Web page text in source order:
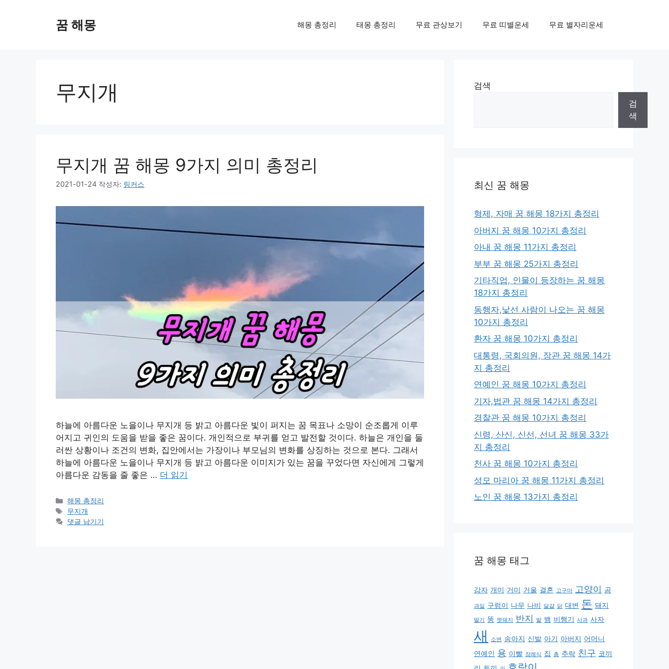
꿈 해몽 해몽 총정리 태몽 총정리 무료 관상보기 무료 띠별운세 무료 별자리운세
무지개
무지개 꿈 해몽 9가지 의미 총정리
2021-01-24 작성자: 링커스
하늘에 아름다운 노을이나 무지개 등 밝고 아름다운 빛이 퍼지는 꿈 목표나 소망이 순조롭게 이루
어지고 귀인의 도움을 받을 좋은 꿈이다. 개인적으로 부귀를 얻고 발전할 것이다. 하늘은 개인을 둘
러싼 상황이나 조건의 변화, 집안에서는 가장이나 부모님의 변화를 상징하는 것으로 본다. 그래서
하늘에 아름다운 노을이나 무지개 등 밝고 아름다운 이미지가 있는 꿈을 꾸었다면 자신에게 그렇게
아름다운 감동을 줄 좋은 … 더 읽기
카
테
고
해몽 총정리
태
그
무지개
댓글 남기기
검색
검
색
최신 꿈 해몽
형제, 자매 꿈 해몽 18가지 총정리
아버지 꿈 해몽 10가지 총정리
아내 꿈 해몽 11가지 총정리
부부 꿈 해몽 25가지 총정리
기타직업, 인물이 등장하는 꿈 해몽
18가지 총정리
동행자,낯선 사람이 나오는 꿈 해몽
10가지 총정리
환자 꿈 해몽 10가지 총정리
대통령, 국회의원, 장관 꿈 해몽 14가
지 총정리
연예인 꿈 해몽 10가지 총정리
기자,법관 꿈 해몽 14가지 총정리
경찰관 꿈 해몽 10가지 총정리
신령, 산신, 신선, 선녀 꿈 해몽 33가
지 총정리
천사 꿈 해몽 10가지 총정리
성모 마리아 꿈 해몽 11가지 총정리
노인 꿈 해몽 13가지 총정리
꿈 해몽 태그
감자 개미 거미 거울 결혼 고구마 고양이 곰
과일 구렁이 나무 나비 달걀 닭 대변 돈 돼지
딸기 똥 멧돼지 반지 발 뱀 비행기 사과 사자
새 소변 송아지 신발 아기 아버지 어머니
연예인 용 이빨 장례식 집 총 추락 친구 코끼